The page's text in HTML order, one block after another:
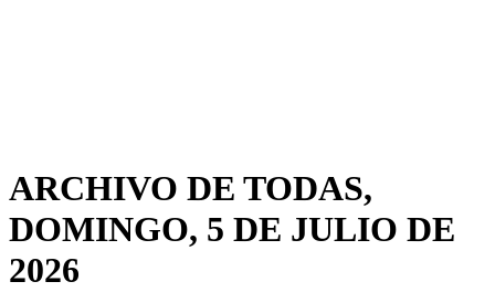
ARCHIVO DE TODAS,
DOMINGO, 5 DE JULIO DE
2026